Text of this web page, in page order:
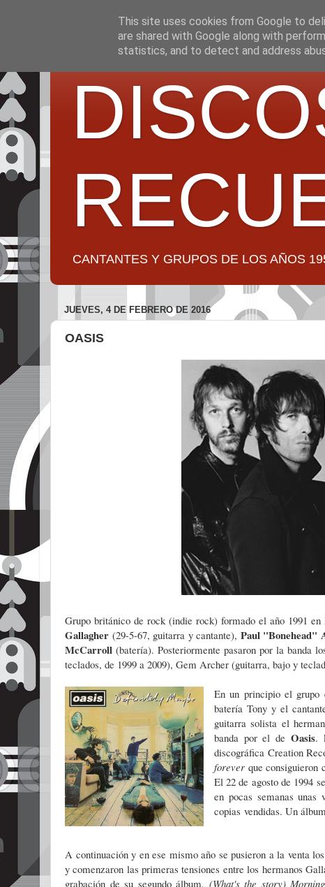
CANTANTES Y GRUPOS DE LOS AÑOS
JUEVES, 4 DE FEBRERO DE 2016
OASIS
Grupo británico de rock (indie rock) formado el año 1991
Gallagher (29-5-67, guitarra y cantante), Paul "Bonehead"
McCarroll (batería). Posteriormente pasaron por la banda
teclados, de 1999 a 2009), Gem Archer (guitarra, bajo y
En un principio el grupo
batería Tony y el
guitarra solista el
banda por el de Oasis.
discográfica Creation
foreverque consiguieron
El 22 de agosto de 1994
en pocas semanas
copias vendidas. Un
A continuación y en ese mismo año se pusieron a la venta
y comenzaron las primeras tensiones entre los hermanos
grabación de su segundo álbum, (What's the story)
This site uses cookies from Google to
are shared with Google along with
statistics, and to detect and address